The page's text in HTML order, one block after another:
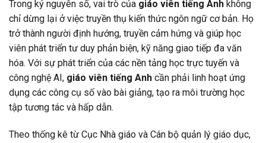
Trong kỷ nguyên số, vai trò của giáo viên tiếng Anh không
chỉ dừng lại ở việc truyền thụ kiến thức ngôn ngữ cơ bản. Họ
trở thành người định hướng, truyền cảm hứng và giúp học
viên phát triển tư duy phản biện, kỹ năng giao tiếp đa văn
hóa. Với sự phát triển của các nền tảng học trực tuyến và
công nghệ AI, giáo viên tiếng Anh cần phải linh hoạt ứng
dụng các công cụ số vào bài giảng, tạo ra môi trường học
tập tương tác và hấp dẫn.
Theo thống kê từ Cục Nhà giáo và Cán bộ quản lý giáo dục,